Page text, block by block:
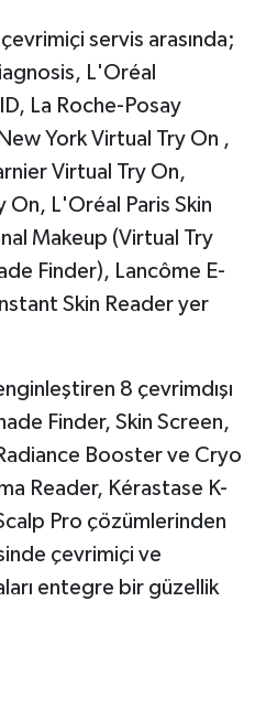
servis arasında;
L'Oréal
La Roche-Posay
York Virtual Try On ,
Virtual Try On,
On, L'Oréal Paris Skin
Makeup (Virtual Try
Finder), Lancôme E-
Skin Reader yer
8 çevrimdışı
Finder, Skin Screen,
Booster ve Cryo
Reader, Kérastase K-
Pro çözümlerinden
çevrimiçi ve
entegre bir güzellik